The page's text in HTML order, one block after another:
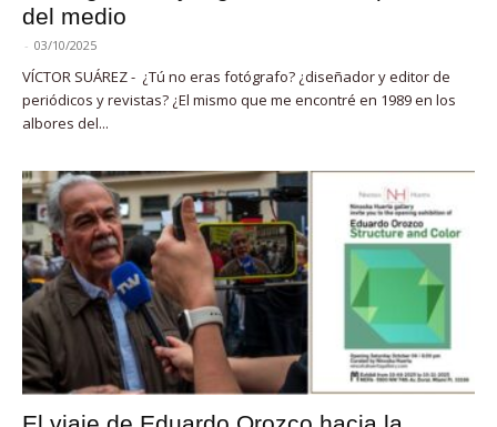
del medio
- 03/10/2025
VÍCTOR SUÁREZ - ¿Tú no eras fotógrafo? ¿diseñador y editor de
periódicos y revistas? ¿El mismo que me encontré en 1989 en los
albores del...